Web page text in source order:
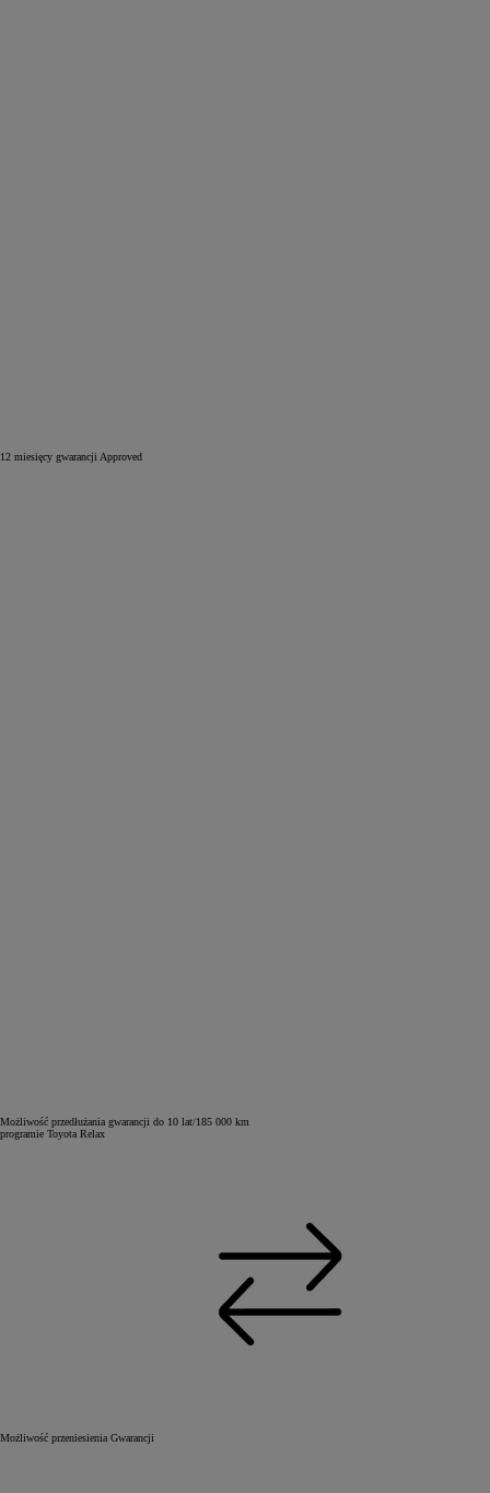
12 miesięcy gwarancji Approved
Możliwość przedłużania gwarancji do 10 lat/185 000 km
programie Toyota Relax
Możliwość przeniesienia Gwarancji